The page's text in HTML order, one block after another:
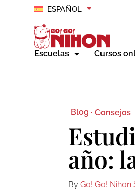
ESPAÑOL
Escuelas Cursos
Blog · Consejos
año:
By Go! Go! Nihon